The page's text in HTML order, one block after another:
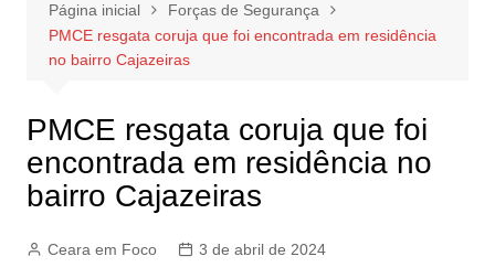
Página inicial
Forças de Segurança
PMCE resgata coruja que foi encontrada em residência
no bairro Cajazeiras
PMCE resgata coruja que foi
encontrada em residência no
bairro Cajazeiras
Ceara em Foco
3 de abril de 2024